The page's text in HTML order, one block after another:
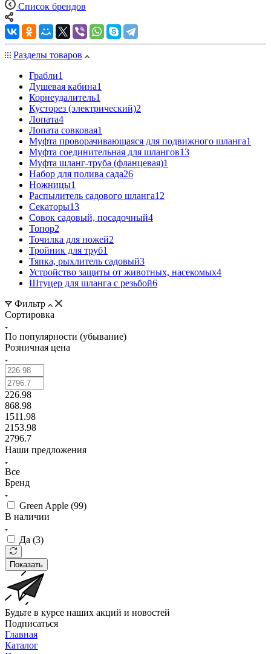
Список брендов
Разделы товаров
Грабли1
Душевая кабина1
Корнеудалитель1
Кусторез (электрический)2
Лопата4
Лопата совковая1
Муфта проворачивающаяся для подвижного шланга1
Муфта соединительная для шлангов13
Муфта шланг-труба (фланцевая)1
Набор для полива сада26
Ножницы1
Распылитель садового шланга12
Секаторы13
Совок садовый, посадочный4
Топор2
Точилка для ножей2
Тройник для труб1
Тяпка, рыхлитель садовый3
Устройство защиты от животных, насекомых4
Штуцер для шланга с резьбой6
Фильтр
Сортировка
По популярности (убывание)
Розничная цена
226.98
868.98
1511.98
2153.98
2796.7
Наши предложения
Все
Бренд
Green Apple (99)
В наличии
Да (3)
Показать
Будьте в курсе наших акций и новостей
Подписаться
Главная
Каталог